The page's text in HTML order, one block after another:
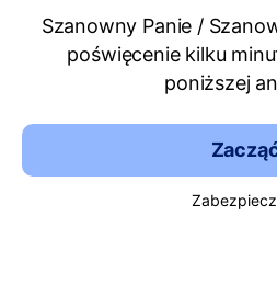
Szanowny Panie /
poświęcenie kilku
poniższej